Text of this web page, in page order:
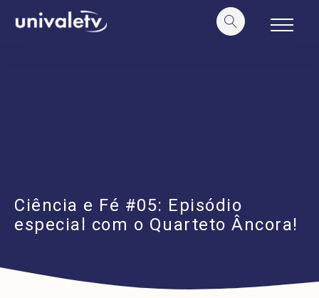
conteúdo
Ciência e Fé #05: Episódio
especial com o Quarteto Âncora!